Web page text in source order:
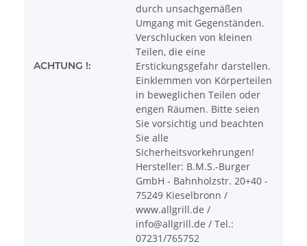
ACHTUNG !:
durch unsachgemäßen
Umgang mit Gegenständen.
Verschlucken von kleinen
Teilen, die eine
Erstickungsgefahr darstellen.
Einklemmen von Körperteilen
in beweglichen Teilen oder
engen Räumen. Bitte seien
Sie vorsichtig und beachten
Sie alle
Sicherheitsvorkehrungen!
Hersteller: B.M.S.-Burger
GmbH - Bahnholzstr. 20+40 -
75249 Kieselbronn /
www.allgrill.de /
info@allgrill.de / Tel.:
07231/765752